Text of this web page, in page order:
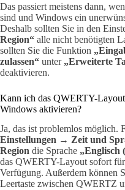
Das passiert meistens dann,
sind und Windows ein
Deshalb sollten Sie in den
Region“ alle nicht benötigten
sollten Sie die Funktion
zulassen“ unter „Erweiterte
deaktivieren.
Kann ich das QWERTY-
Windows aktivieren?
Ja, das ist problemlos möglich.
Einstellungen → Zeit und
Region die Sprache „Englisch
das QWERTY-Layout sofort
Verfügung. Außerdem können
Leertaste zwischen QWERTZ